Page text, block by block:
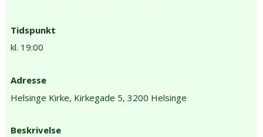
Tidspunkt
kl. 19:00
Adresse
Helsinge Kirke, Kirkegade 5, 3200 Helsinge
Beskrivelse